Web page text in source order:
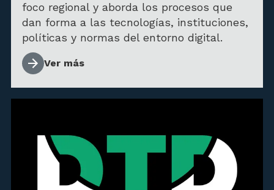
foco regional y aborda los procesos que
dan forma a las tecnologías, instituciones,
políticas y normas del entorno digital.
Ver más